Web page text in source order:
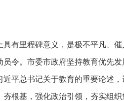
有里程碑意义，是极不平凡、
令。市委市政府坚持教育优先
平总书记关于教育的重要论述
根基，强化政治引领，夯实组